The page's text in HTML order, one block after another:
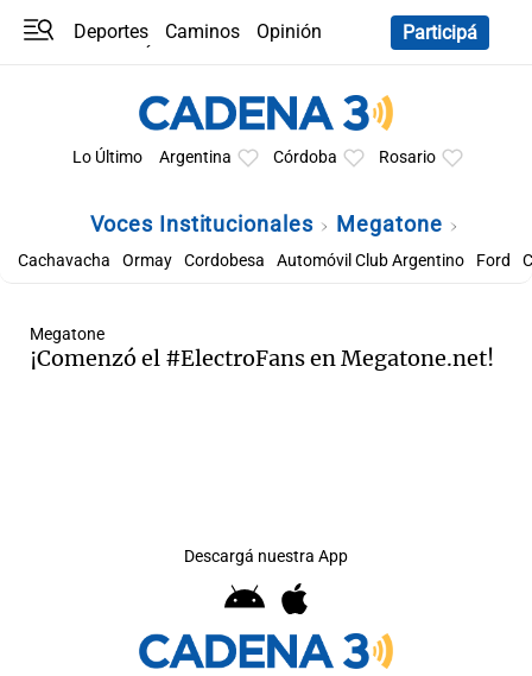
Deportes Caminos
Opinión
Participá
Lo Último Argentina Córdoba Rosario
Voces Institucionales Megatone
Cachavacha Ormay Cordobesa Automóvil Club Argentino Ford
Megatone
¡Comenzó el #ElectroFans en Megatone.net!
Descargá nuestra App